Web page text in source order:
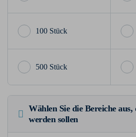
100 Stück
500 Stück
Wählen Sie die Bereiche aus,
werden sollen